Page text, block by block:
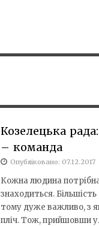
Козелецька
– команда
Опубліковано: 07.12.2017
Кожна людина
знаходиться.
тому дуже важливо, з
пліч. Тож, прийшовши